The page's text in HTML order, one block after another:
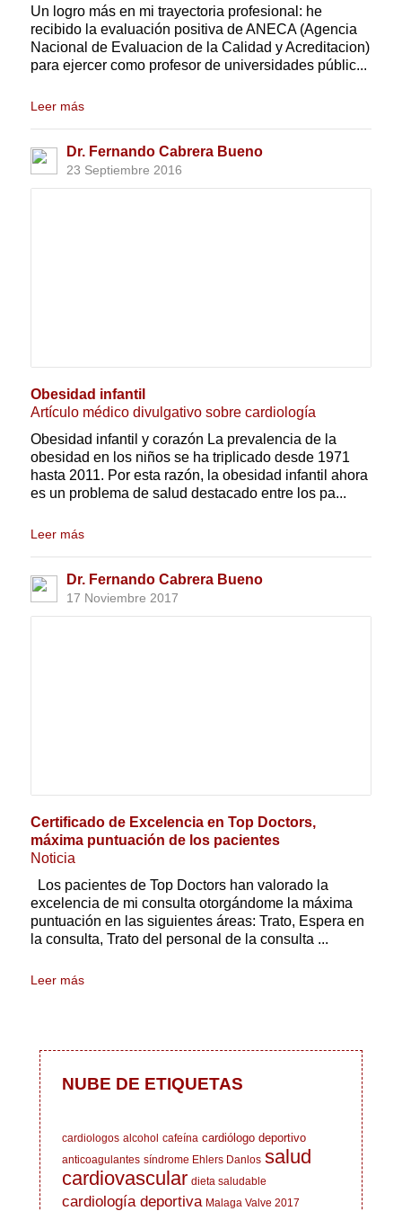
Un logro más en mi trayectoria profesional: he
recibido la evaluación positiva de ANECA (Agencia
Nacional de Evaluacion de la Calidad y Acreditacion)
para ejercer como profesor de universidades públic...
Leer más
Dr. Fernando Cabrera Bueno
23 Septiembre 2016
Obesidad infantil
Artículo médico divulgativo sobre cardiología
Obesidad infantil y corazón La prevalencia de la
obesidad en los niños se ha triplicado desde 1971
hasta 2011. Por esta razón, la obesidad infantil ahora
es un problema de salud destacado entre los pa...
Leer más
Dr. Fernando Cabrera Bueno
17 Noviembre 2017
Certificado de Excelencia en Top Doctors,
máxima puntuación de los pacientes
Noticia
Los pacientes de Top Doctors han valorado la
excelencia de mi consulta otorgándome la máxima
puntuación en las siguientes áreas: Trato, Espera en
la consulta, Trato del personal de la consulta ...
Leer más
NUBE DE ETIQUETAS
cardiologos alcohol cafeína cardiólogo deportivo
anticoagulantes síndrome Ehlers Danlos salud
cardiovascular dieta saludable
cardiología deportiva Malaga Valve 2017